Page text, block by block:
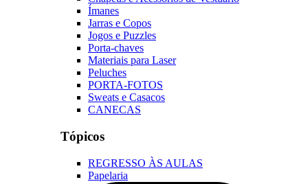
Ímanes
Jarras e Copos
Jogos e Puzzles
Porta-chaves
Materiais para Laser
Peluches
PORTA-FOTOS
Sweats e Casacos
CANECAS
Tópicos
REGRESSO ÀS AULAS
Papelaria